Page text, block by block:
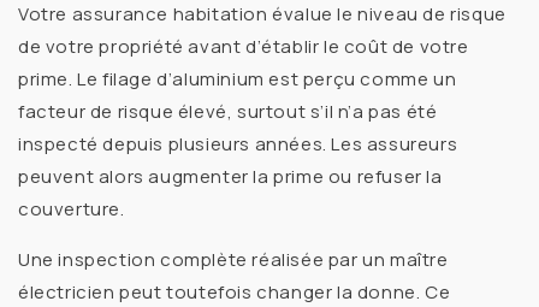
Votre assurance habitation évalue le niveau de risque
de votre propriété avant d’établir le coût de votre
prime. Le filage d’aluminium est perçu comme un
facteur de risque élevé, surtout s’il n’a pas été
inspecté depuis plusieurs années. Les assureurs
peuvent alors augmenter la prime ou refuser la
couverture.
Une inspection complète réalisée par unmaître
électricien peut toutefois changer la donne. Ce